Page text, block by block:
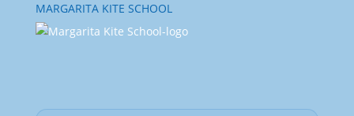
MARGARITA KITE SCHOOL